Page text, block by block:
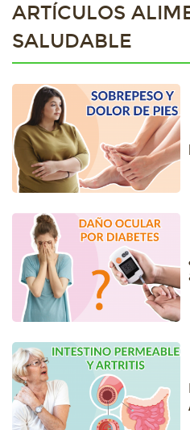
ARTÍCULOS
SALUDABLE